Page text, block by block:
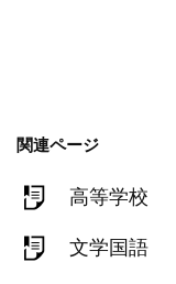
関連ページ
高等学校
文学国語